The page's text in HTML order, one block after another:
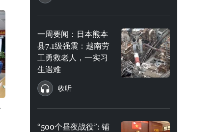
一周要闻：日本熊本
县7.1级强震：越南劳
工勇救老人，一实习
生遇难
收听
“500个昼夜战役”: 铺